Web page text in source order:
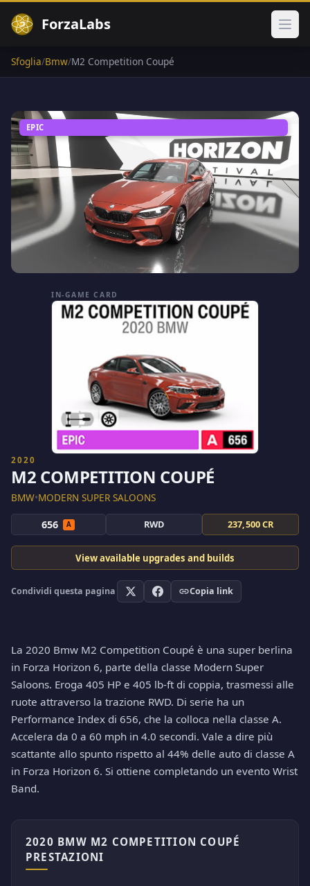
ForzaLabs Apri
Sfoglia/Bmw/M2 Competition Coupé
EPIC
IN-GAME CARD
2020
M2 COMPETITION COUPÉ
BMW•MODERN SUPER SALOONS
656 A RWD 237,500 CR
View available upgrades and builds
Condividi questa pagina Copia link
La 2020 Bmw M2 Competition Coupé è una super berlina
in Forza Horizon 6, parte della classe Modern Super
Saloons. Eroga 405 HP e 405 lb-ft di coppia, trasmessi alle
ruote attraverso la trazione RWD. Di serie ha un
Performance Index di 656, che la colloca nella classe A.
Accelera da 0 a 60 mph in 4.0 secondi. Vale a dire più
scattante allo spunto rispetto al 44% delle auto di classe A
in Forza Horizon 6. Si ottiene completando un evento Wrist
Band.
2020 BMW M2 COMPETITION COUPÉ
PRESTAZIONI